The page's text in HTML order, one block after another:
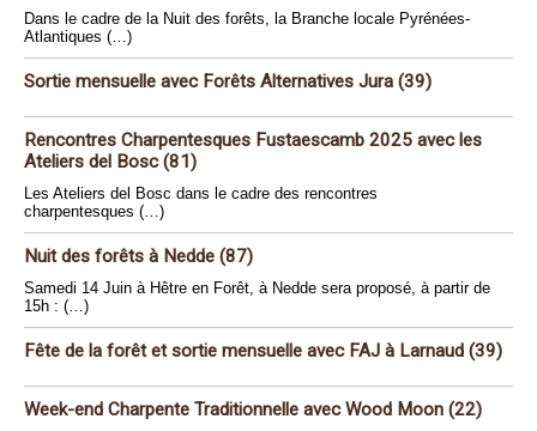
Dans le cadre de la Nuit des forêts, la Branche locale Pyrénées-
Atlantiques (…)
Sortie mensuelle avec Forêts Alternatives Jura (39)
Rencontres Charpentesques Fustaescamb 2025 avec les
Ateliers del Bosc (81)
Les Ateliers del Bosc dans le cadre des rencontres
charpentesques (…)
Nuit des forêts à Nedde (87)
Samedi 14 Juin à Hêtre en Forêt, à Nedde sera proposé, à partir de
15h : (…)
Fête de la forêt et sortie mensuelle avec FAJ à Larnaud (39)
Week-end Charpente Traditionnelle avec Wood Moon (22)